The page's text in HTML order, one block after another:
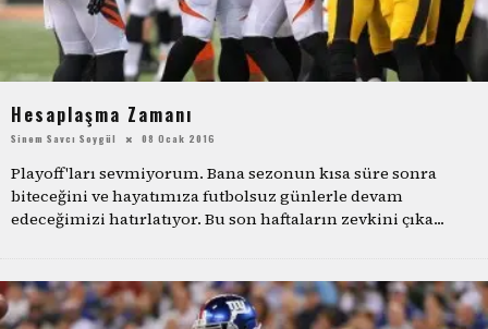
Hesaplaşma Zamanı
Sinem Savcı Soygül 08 Ocak 2016
Playoff'ları sevmiyorum. Bana sezonun kısa süre sonra
biteceğini ve hayatımıza futbolsuz günlerle devam
edeceğimizi hatırlatıyor. Bu son haftaların zevkini çıka...